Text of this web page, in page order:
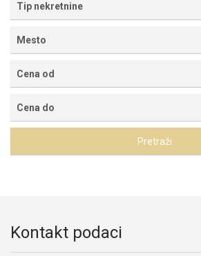
Tip nekretnine
Mesto
Cena od
Cena do
Pretraži
Kontakt podaci